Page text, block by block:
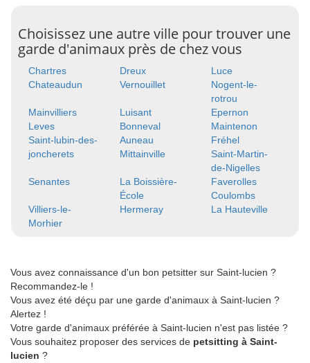
Choisissez une autre ville pour trouver une
garde d'animaux près de chez vous
Chartres Dreux
Luce
Chateaudun
Vernouillet
Nogent-le-
rotrou
Mainvilliers
Luisant
Epernon
Leves
Bonneval
Maintenon
Saint-lubin-des-
joncherets
Auneau
Fréhel
Mittainville
Saint-Martin-
de-Nigelles
Senantes
La Boissière-
École
Faverolles
Coulombs
Villiers-le-
Morhier
Hermeray La Hauteville
Vous avez connaissance d'un bon petsitter sur Saint-lucien ?
Recommandez-le !
Vous avez été déçu par une garde d'animaux à Saint-lucien ?
Alertez !
Votre garde d'animaux préférée à Saint-lucien n'est pas listée ?
Vous souhaitez proposer des services de petsitting à Saint-
lucien ?